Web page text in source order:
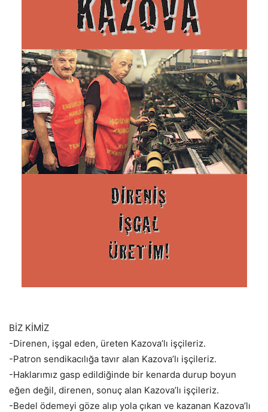
BİZ KİMİZ
-Direnen, işgal eden, üreten Kazova’lı işçileriz.
-Patron sendikacılığa tavır alan Kazova’lı işçileriz.
-Haklarımız gasp edildiğinde bir kenarda durup boyun
eğen değil, direnen, sonuç alan Kazova’lı işçileriz.
-Bedel ödemeyi göze alıp yola çıkan ve kazanan Kazova’lı